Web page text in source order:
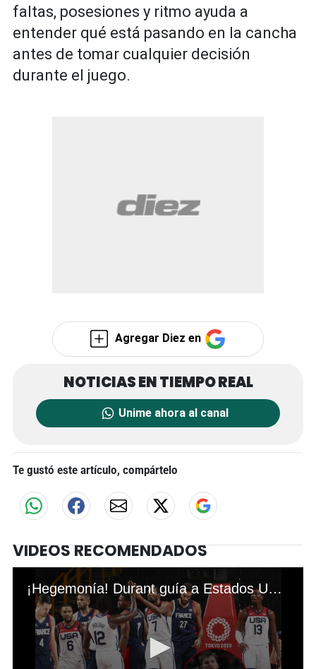
faltas, posesiones y ritmo ayuda a
entender qué está pasando en la cancha
antes de tomar cualquier decisión
durante el juego.
Agregar Diez en
Unime ahora al canal
Te gustó este artículo, compártelo
VIDEOS RECOMENDADOS
¡Hegemonía! Durant guía a Estados Unidos al oro ante Francia en baloncesto; Doncic, sin medalla en Tokio